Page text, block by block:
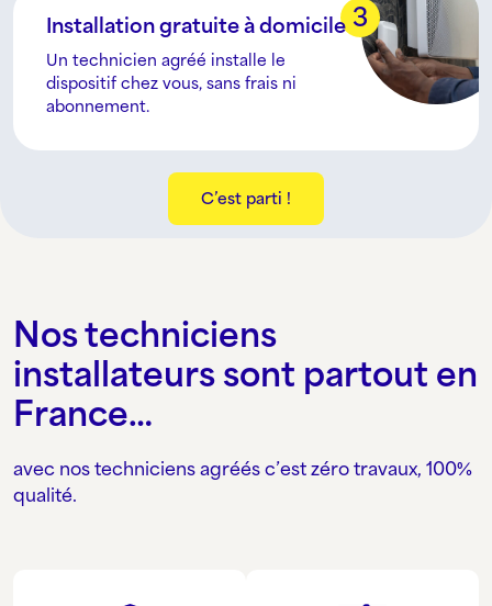
3
Installation gratuite à domicile
Un technicien agréé installe le
dispositif chez vous, sans frais ni
abonnement.
C’est parti !
Nos techniciens
installateurs sont partout en
France…
avec nos techniciens agréés c’est zéro travaux, 100%
qualité.